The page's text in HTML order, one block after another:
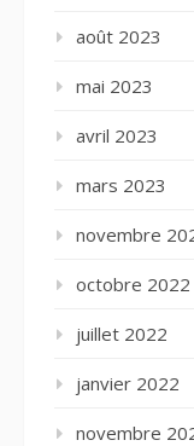
août 2023
mai 2023
avril 2023
mars 2023
novembre
octobre 2022
juillet 2022
janvier 2022
novembre